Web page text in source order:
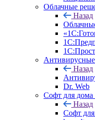
Облачные
Назад
Назад
Dr. Web
Софт для дома
Назад
Софт